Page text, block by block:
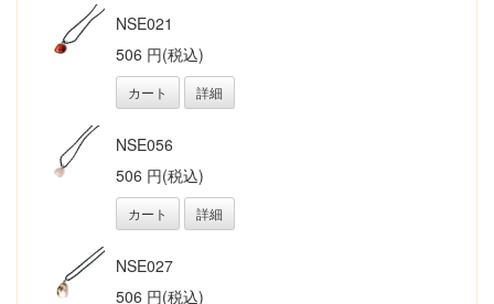
NSE021
506 円(税込)
カート 詳細
NSE056
506 円(税込)
カート 詳細
NSE027
506 円(税込)